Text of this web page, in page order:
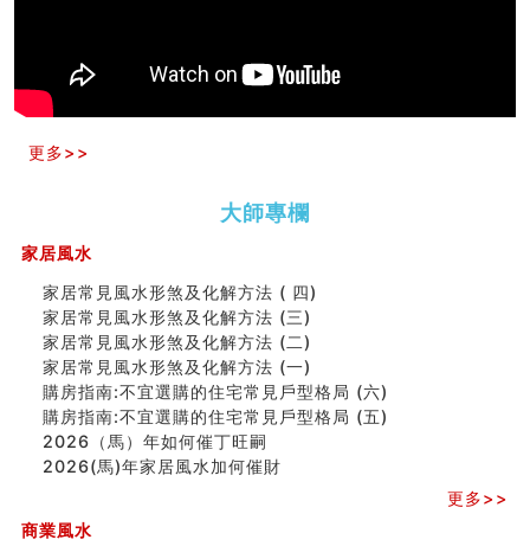
预测开店怎么样
口相與命運
六爻測住宅風水 (五)
汽车风水
四墓库真诠
套房風水怎麼看？ 租屋風水禁忌有哪些？搬家禁忌要注
精选1500个五行属金的字
玄空本义(九)
八字十神与坐基关系详解
精选1000个五行属土的字
人的面相看财运
玄空本义(八)
中國改革開放總設計師鄧小平命造 (名人八字淺析八）
测字（实例解释）
更多>>
大師專欄
家居風水
家居常見風水形煞及化解方法 ( 四)
家居常見風水形煞及化解方法 (三)
家居常見風水形煞及化解方法 (二)
家居常見風水形煞及化解方法 (一)
購房指南:不宜選購的住宅常見戶型格局 (六)
購房指南:不宜選購的住宅常見戶型格局 (五)
2026（馬）年如何催丁旺嗣
2026(馬)年家居風水加何催財
更多>>
商業風水